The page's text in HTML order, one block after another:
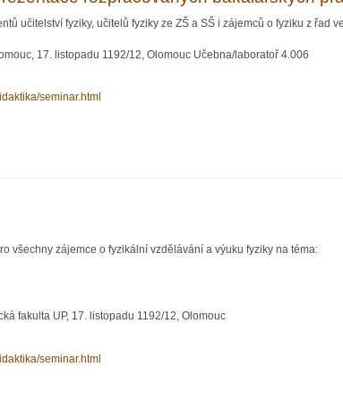
učitelství fyziky, učitelů fyziky ze ZŠ a SŠ i zájemců o fyziku z řad
17. listopadu 1192/12, Olomouc Učebna/laboratoř 4.006
seminar.html
všechny zájemce o fyzikální vzdělávání a výuku fyziky na téma:
fakulta UP, 17. listopadu 1192/12, Olomouc
seminar.html